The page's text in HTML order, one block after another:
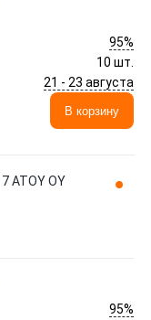
95%
10 шт.
21 - 23 августа
В корзину
ATOY OY
95%